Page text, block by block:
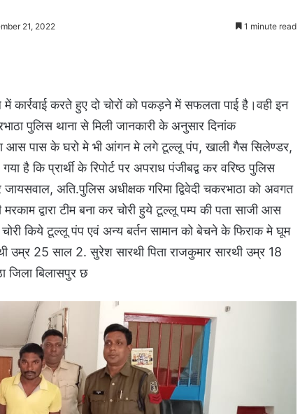
21, 2022 1 minute read
कार्रवाई करते हुए दो चोरों को पकड़ने में सफलता पाई है।वही इन
पुलिस थाना से मिली जानकारी के अनुसार दिनांक
पास के घरो मे भी आंगन मे लगे टूल्लू पंप, खाली गैस सिलेण्डर,
है कि प्रार्थी के रिपोर्ट पर अपराध पंजीबद्व कर वरिष्ठ पुलिस
अति.पुलिस अधीक्षक गरिमा द्विवेदी चकरभाठा को अवगत
मरकाम द्वारा टीम बना कर चोरी हुये टूल्लू पम्प की पता साजी आस
किये टूल्लू पंप एवं अन्य बर्तन सामान को बेचने के फिराक मे घूम
उम्र 25 साल 2. सुरेश सारथी पिता राजकुमार सारथी उम्र 18
जिला बिलासपुर छ